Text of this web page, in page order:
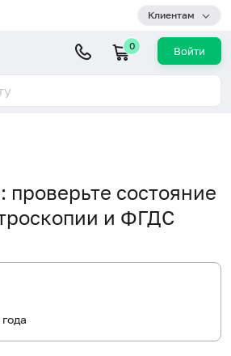
Клиентам
0 Войти
проверьте состояние
и ФГДС